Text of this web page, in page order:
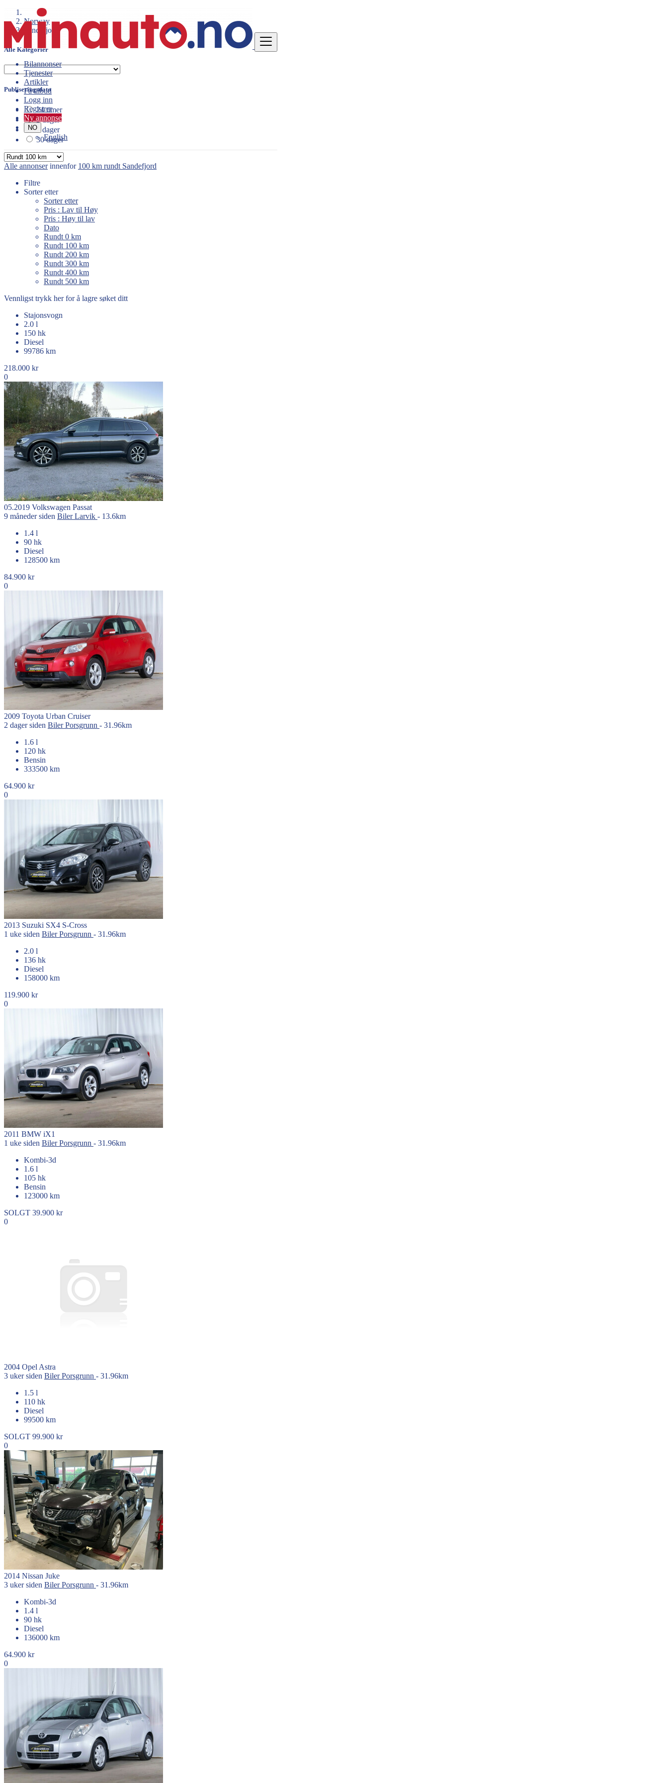
Bilannonser
Tjenester
Artikler
Få tilbud
Logg inn
Registrer
Ny annonse
NO
English
Norway
Sandefjord
Alle Kategorier
Publiseringsdato
24 timer
3 dager
7 dager
30 dager
Alle annonserinnenfor 100 km rundt Sandefjord
Filtre
Sorter etter
Sorter etter
Pris : Lav til Høy
Pris : Høy til lav
Dato
Rundt 0 km
Rundt 100 km
Rundt 200 km
Rundt 300 km
Rundt 400 km
Rundt 500 km
Vennligst trykk her for å lagre søket ditt
Stajonsvogn
2.0 l
150 hk
Diesel
99786 km
218.000 kr
0
05.2019 Volkswagen Passat
9 måneder siden BilerLarvik - 13.6km
1.4 l
90 hk
Diesel
128500 km
84.900 kr
0
2009 Toyota Urban Cruiser
2 dager siden BilerPorsgrunn - 31.96km
1.6 l
120 hk
Bensin
333500 km
64.900 kr
0
2013 Suzuki SX4 S-Cross
1 uke siden BilerPorsgrunn - 31.96km
2.0 l
136 hk
Diesel
158000 km
119.900 kr
0
2011 BMW iX1
1 uke siden BilerPorsgrunn - 31.96km
Kombi-3d
1.6 l
105 hk
Bensin
123000 km
SOLGT 39.900 kr
0
2004 Opel Astra
3 uker siden BilerPorsgrunn - 31.96km
1.5 l
110 hk
Diesel
99500 km
SOLGT 99.900 kr
0
2014 Nissan Juke
3 uker siden BilerPorsgrunn - 31.96km
Kombi-3d
1.4 l
90 hk
Diesel
136000 km
64.900 kr
0